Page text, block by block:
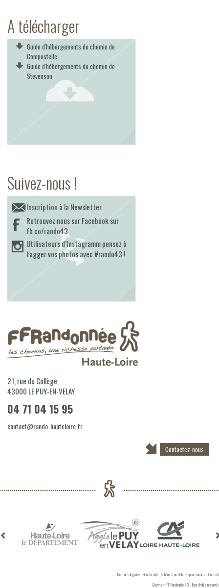
A télécharger
Guide d'hébergements du chemin de
Compostelle
Guide d'hébergements du chemin de
Stevenson
Suivez-nous !
Inscription à la Newsletter
Retrouvez nous sur Facebook sur
fb.co/rando43
Utilisateurs d’Instagramm pensez à
tagger vos photos avec #rando43 !
21, rue du Collège
43000 LE PUY-EN-VELAY
04 71 04 15 95
contact@rando-hauteloire.fr
Contactez-nous
Mentions légales-Plan du site-Adhérer à un club-Espace médias-Contact
Copyright FF Randonnée 43 - Tous droits réservés